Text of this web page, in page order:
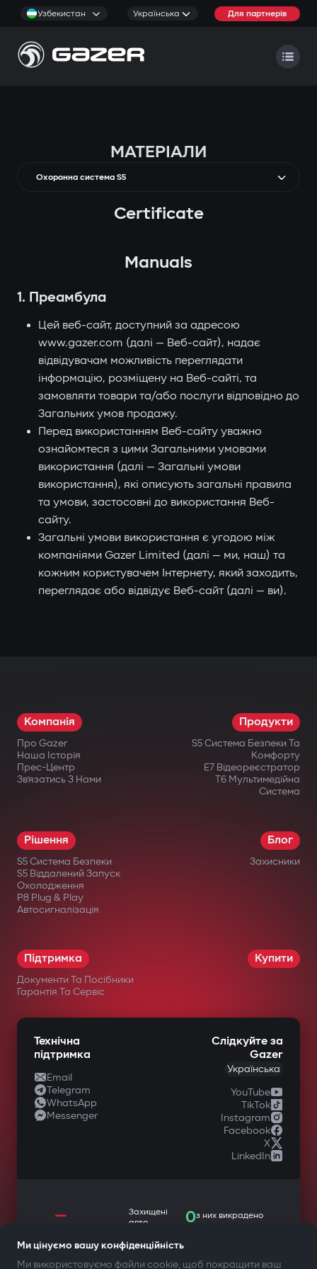
Узбекистан Українська Для партнерів
МАТЕРІАЛИ
Охоронна система S5
Certificate
Manuals
1. Преамбула
Цей веб-сайт, доступний за адресою
www.gazer.com (далі — Веб-сайт), надає
відвідувачам можливість переглядати
інформацію, розміщену на Веб-сайті, та
замовляти товари та/або послуги відповідно до
Загальних умов продажу.
Перед використанням Веб-сайту уважно
ознайомтеся з цими Загальними умовами
використання (далі — Загальні умови
використання), які описують загальні правила
та умови, застосовні до використання Веб-
сайту.
Загальні умови використання є угодою між
компаніями Gazer Limited (далі — ми, наш) та
кожним користувачем Інтернету, який заходить,
переглядає або відвідує Веб-сайт (далі — ви).
Компанія
Про Gazer
Наша Історія
Прес-Центр
Зв’язатись З Нами
Продукти
S5 Система Безпеки Та
Комфорту
E7 Відеореєстратор
T6 Мультимедійна
Система
Рішення
S5 Система Безпеки
S5 Віддалений Запуск
Охолодження
P8 Plug & Play
Автосигналізація
Блог
Захисники
Підтримка
Документи Та Посібники
Гарантія Та Сервіс
Купити
Технічна
підтримка
Email
Telegram
WhatsApp
Messenger
Слідкуйте за
Gazer
Українська
YouTube
TikTok
Instagram
Facebook
X
LinkedIn
—
Захищені
авто
0з них викрадено
Ми цінуємо вашу конфіденційність
Ми використовуємо файли cookie, щоб покращити ваш